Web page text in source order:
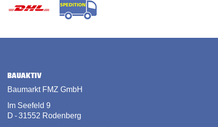
BAUAKTIV
Baumarkt FMZ GmbH
Im Seefeld 9
D - 31552 Rodenberg